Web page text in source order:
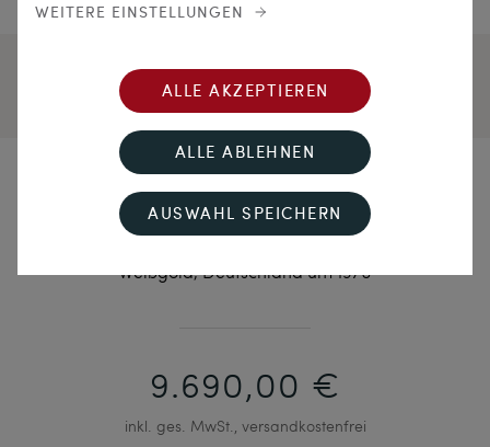
Der Countdown läuft
Weißgold, Deutschland um 1970
9.690,00 €
inkl. ges. MwSt., versandkostenfrei
WEITERE EINSTELLUNGEN
ALLE AKZEPTIEREN
ALLE ABLEHNEN
AUSWAHL SPEICHERN